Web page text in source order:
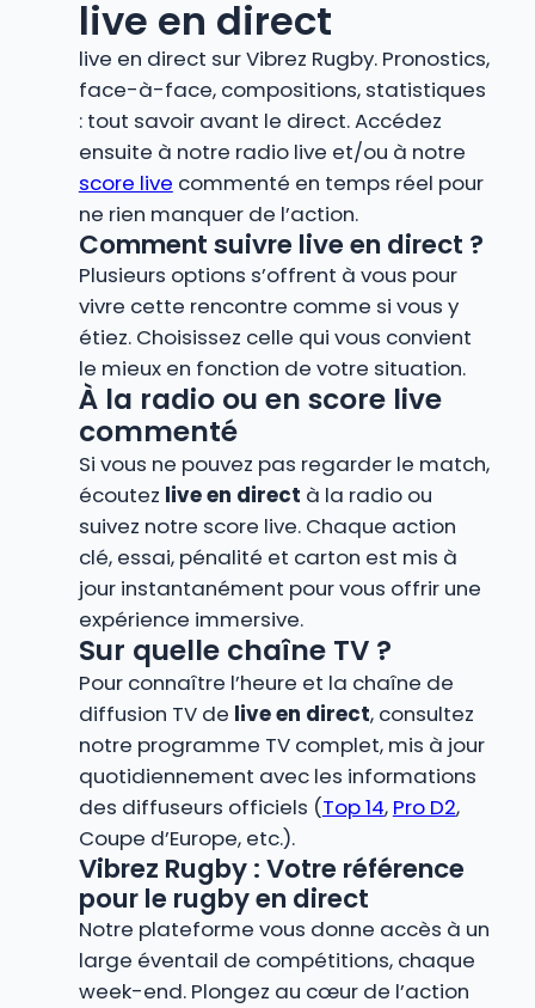
live en direct
live en direct sur Vibrez Rugby. Pronostics,
face-à-face, compositions, statistiques
: tout savoir avant le direct. Accédez
ensuite à notre radio live et/ou à notre
score live commenté en temps réel pour
ne rien manquer de l’action.
Comment suivre live en direct ?
Plusieurs options s’offrent à vous pour
vivre cette rencontre comme si vous y
étiez. Choisissez celle qui vous convient
le mieux en fonction de votre situation.
À la radio ou en score live
commenté
Si vous ne pouvez pas regarder le match,
écoutez live en direct à la radio ou
suivez notre score live. Chaque action
clé, essai, pénalité et carton est mis à
jour instantanément pour vous offrir une
expérience immersive.
Sur quelle chaîne TV ?
Pour connaître l’heure et la chaîne de
diffusion TV de live en direct, consultez
notre programme TV complet, mis à jour
quotidiennement avec les informations
des diffuseurs officiels (Top 14, Pro D2,
Coupe d’Europe, etc.).
Vibrez Rugby : Votre référence
pour le rugby en direct
Notre plateforme vous donne accès à un
large éventail de compétitions, chaque
week-end. Plongez au cœur de l’action